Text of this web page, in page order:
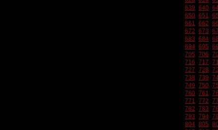
639 640
650 651
661 662
672 673
683 684
694 695
705 706
716 717
727 728
738 739
749 750
760 761
771 772
782 783
793 794
804 805